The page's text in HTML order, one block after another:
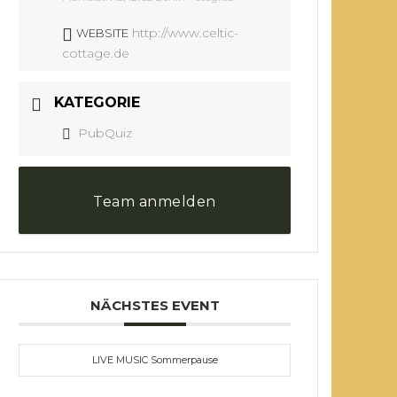
WEBSITE http://www.celtic-
cottage.de
KATEGORIE
PubQuiz
Team anmelden
NÄCHSTES EVENT
LIVE MUSIC Sommerpause